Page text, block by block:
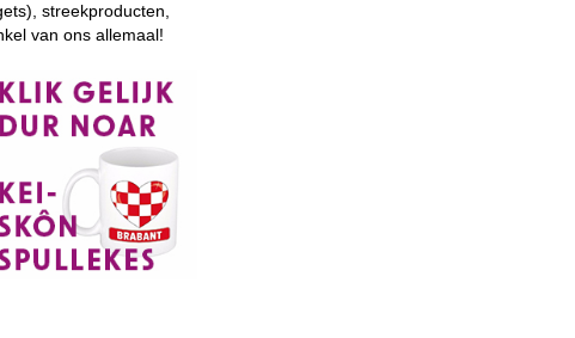
streekproducten,
van ons allemaal!